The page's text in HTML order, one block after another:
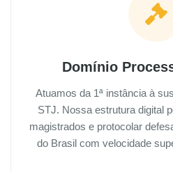
Domínio
Atuamos da 1ª instância à
STJ. Nossa estrutura digital
magistrados e protocolar
do Brasil com velocidade